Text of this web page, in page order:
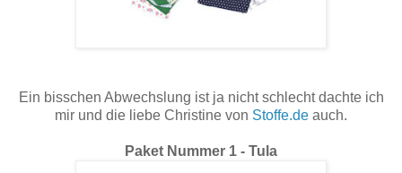
Ein bisschen Abwechslung ist ja nicht schlecht dachte ich
mir und die liebe Christine von Stoffe.de auch.
Paket Nummer 1 - Tula